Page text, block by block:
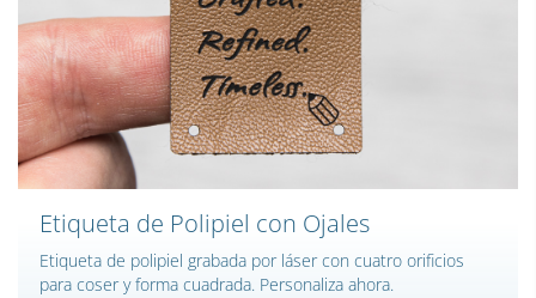
Etiqueta de Polipiel con Ojales
Etiqueta de polipiel grabada por láser con cuatro orificios
para coser y forma cuadrada. Personaliza ahora.